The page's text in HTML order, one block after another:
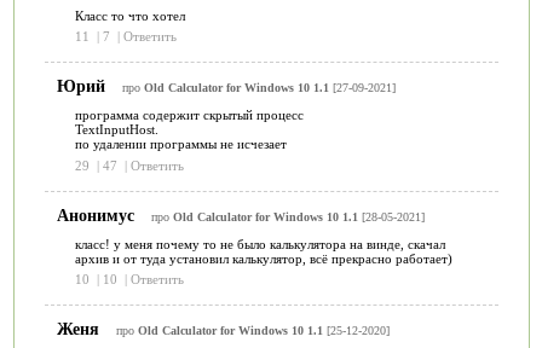
Класс то что хотел
11
| 7 | Ответить
Юрий про Old Calculator for Windows 10 1.1 [27-09-2021]
программа содержит скрытый процесс
TextInputHost.
по удалении программы не исчезает
29
| 47 | Ответить
Анонимус про Old Calculator for Windows 10 1.1 [28-05-2021]
класс! у меня почему то не было калькулятора на винде, скачал
архив и от туда установил калькулятор, всё прекрасно работает)
10
| 10 | Ответить
Женя про Old Calculator for Windows 10 1.1 [25-12-2020]